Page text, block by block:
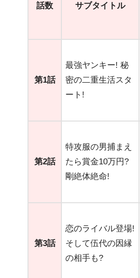
話数 サブタイトル
第1話
最強ヤンキー! 秘
密の二重生活スタ
ート!
第2話
特攻服の男捕まえ
たら賞金10万円?
剛絶体絶命!
第3話
恋のライバル登場!
そして伍代の因縁
の相手も?